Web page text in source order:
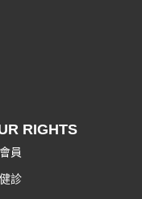
RIGHTS
員
診